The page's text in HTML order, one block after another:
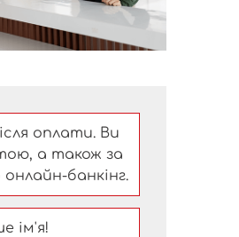
оплати. Ви
а також за
банкінг.
ім'я!